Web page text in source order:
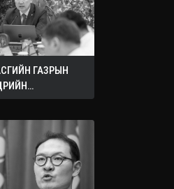
ГАЗРЫН